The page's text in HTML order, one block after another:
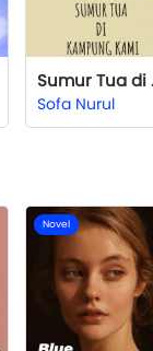
Sofa Nurul
Novel